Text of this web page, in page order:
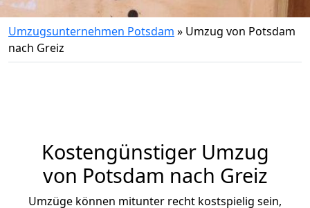
Umzugsunternehmen Potsdam » Umzug von Potsdam
nach Greiz
Kostengünstiger Umzug
von Potsdam nach Greiz
Umzüge können mitunter recht kostspielig sein,